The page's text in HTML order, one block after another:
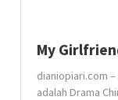
My
dianiopiari.com
adalah Drama